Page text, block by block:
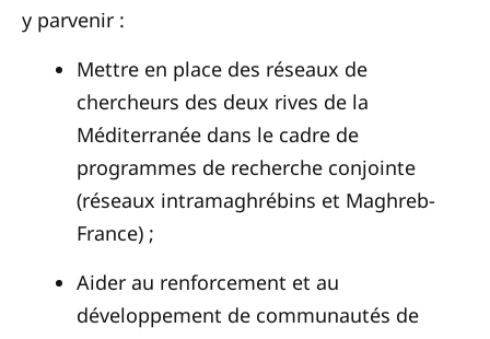
y parvenir :
Mettre en place des réseaux de
chercheurs des deux rives de la
Méditerranée dans le cadre de
programmes de recherche conjointe
(réseaux intramaghrébins et Maghreb-
France) ;
Aider au renforcement et au
développement de communautés de